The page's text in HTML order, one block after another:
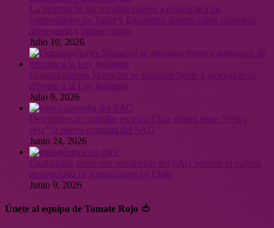
La defensa de las semillas vuelve a convocar a las
comunidades en Taller y Encuentro abierto sobre soberanía
alimentaria y agroecología
Julio 10, 2026
Organizaciones Mapuche se articulan frente a amenazas de
reforma a la Ley Indígena
Julio 9, 2026
Defensores de semillas en todo Chile tienen entre “ceja y
ceja” la nueva consulta del SAG
Junio 24, 2026
Ciudadanía alerta que resolución del SAG permite el cultivo
desregulado de transgénicos en Chile
Junio 9, 2026
Únete al equipo de Tomate Rojo 🍅